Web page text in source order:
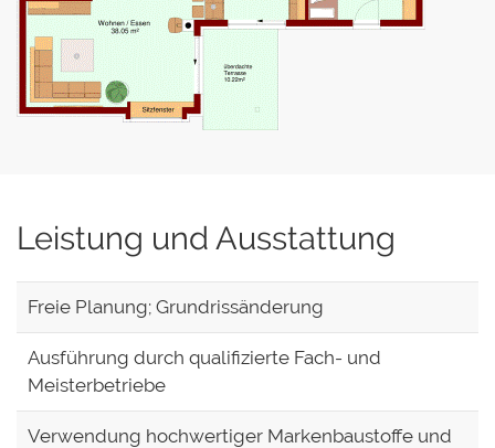
Leistung und Ausstattung
Freie Planung; Grundrissänderung
Ausführung durch qualifizierte Fach- und
Meisterbetriebe
Verwendung hochwertiger Markenbaustoffe und